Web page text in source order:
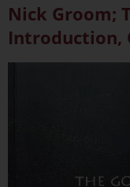
Nick Groom;
Introduction,